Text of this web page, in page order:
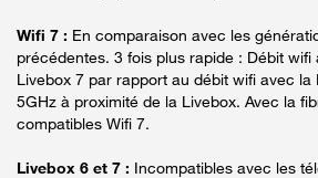
Wifi 7 : En comparaison avec les
précédentes. 3 fois plus rapide : Débit wifi
Livebox 7 par rapport au débit wifi avec la
5GHz à proximité de la Livebox. Avec la
compatibles Wifi 7.
Livebox 6 et 7 : Incompatibles avec les